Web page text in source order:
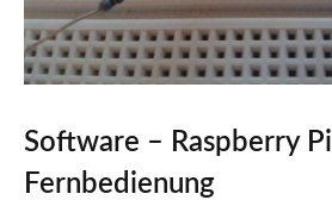
Software – Raspberry Pi
Fernbedienung